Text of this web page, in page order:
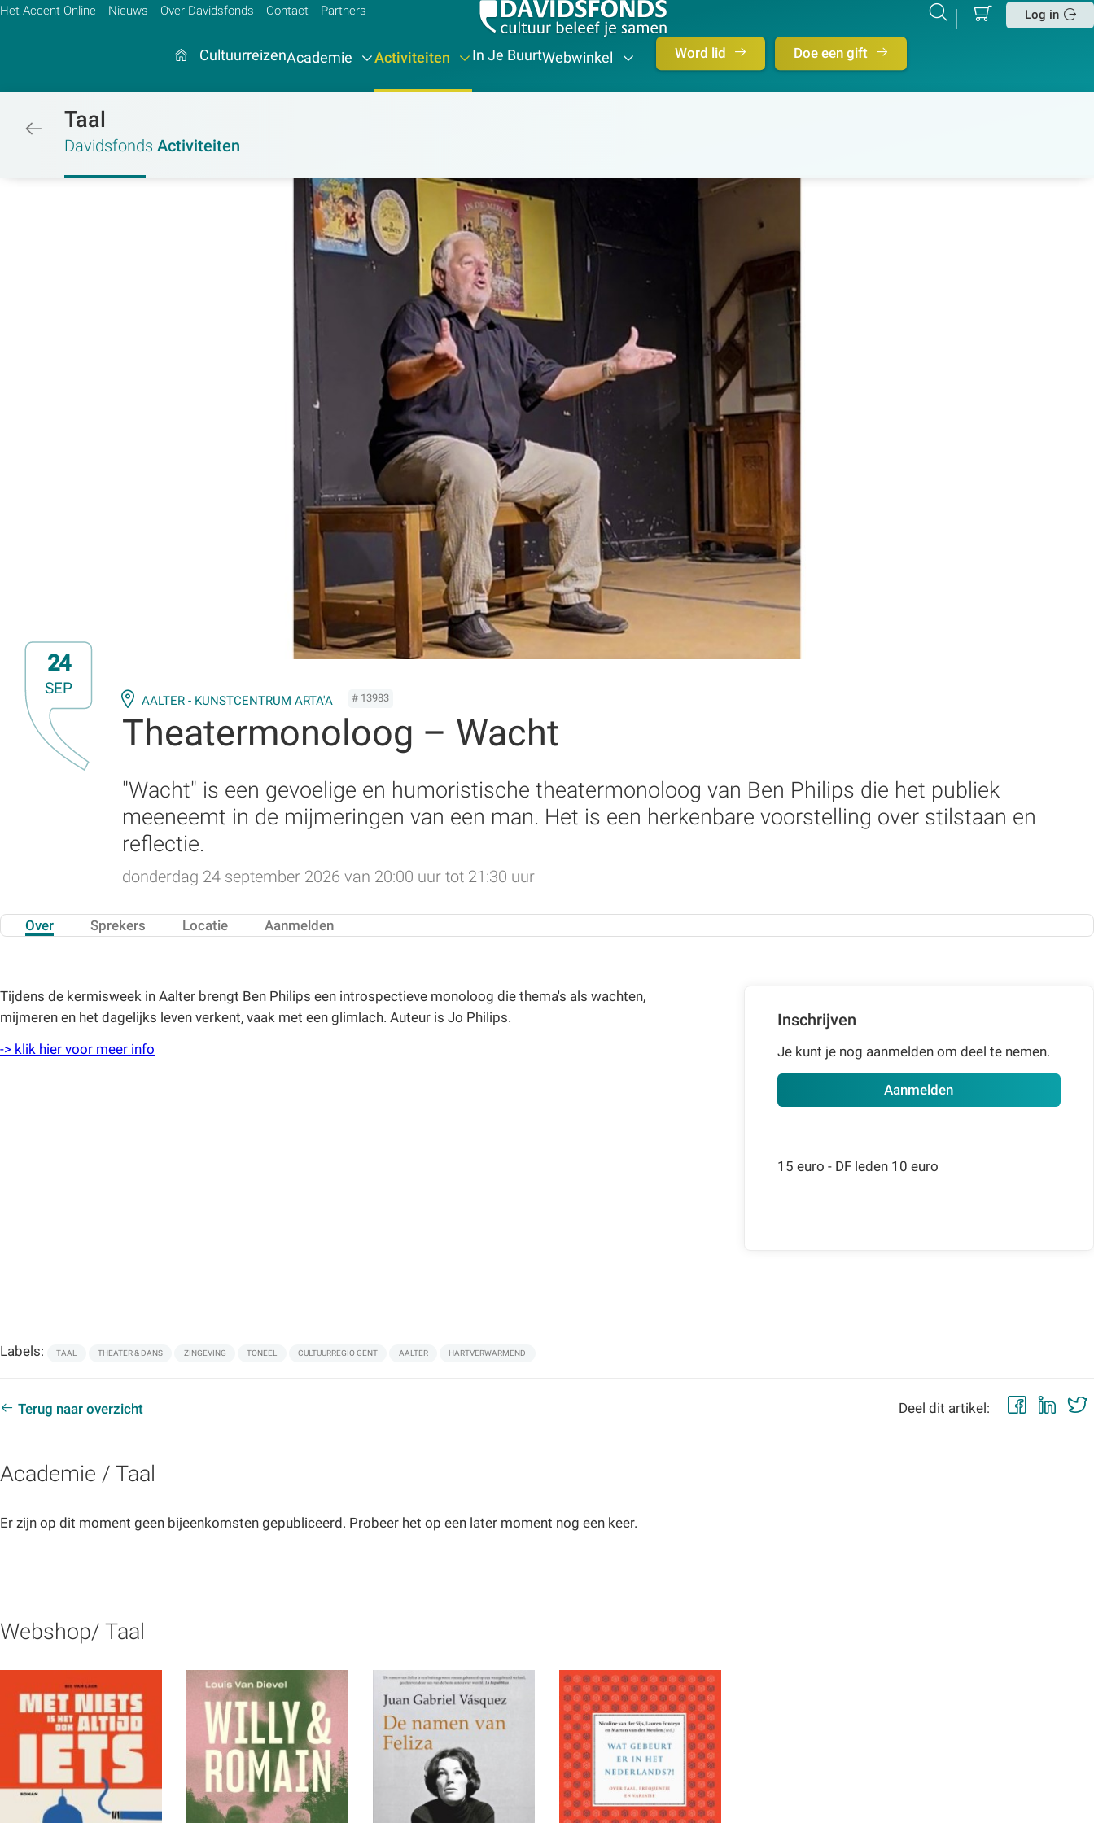
Het Accent Online Nieuws Over Davidsfonds Contact Partners Zoeken
Mijn
winkelmand
BetalenLog in
CultuurreizenAcademie Activiteiten In Je BuurtWebwinkel Word lid Doe een gift
/activiteiten
Taal
Davidsfonds Activiteiten
24
SEP
AALTER - KUNSTCENTRUM ARTA'A # 13983
Theatermonoloog – Wacht
"Wacht" is een gevoelige en humoristische theatermonoloog van Ben Philips die het publiek
meeneemt in de mijmeringen van een man. Het is een herkenbare voorstelling over stilstaan en
reflectie.
donderdag 24 september 2026 van 20:00 uur tot 21:30 uur
Over Sprekers Locatie Aanmelden
Tijdens de kermisweek in Aalter brengt Ben Philips een introspectieve monoloog die thema's als wachten,
mijmeren en het dagelijks leven verkent, vaak met een glimlach. Auteur is Jo Philips.
-> klik hier voor meer info
Inschrijven
Je kunt je nog aanmelden om deel te nemen.
Aanmelden
15 euro - DF leden 10 euro
Labels: TAAL THEATER & DANS ZINGEVING TONEEL CULTUURREGIO GENT AALTER HARTVERWARMEND
Terug naar overzicht Deel dit artikel:
Academie / Taal
Er zijn op dit moment geen bijeenkomsten gepubliceerd. Probeer het op een later moment nog een keer.
Webshop/ Taal
Zoek:
Zoeken